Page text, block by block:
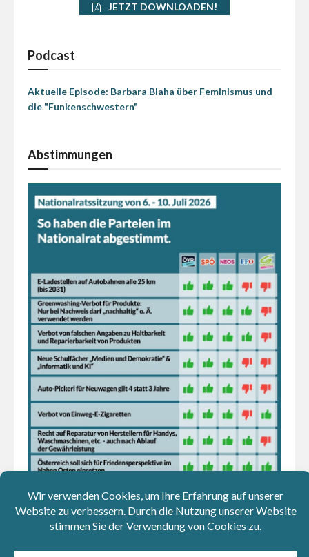
JETZT DOWNLOADEN!
Podcast
Aktuelle Episode: Barbara Blaha über Feminismus und
die "Funkenschwestern"
Abstimmungen